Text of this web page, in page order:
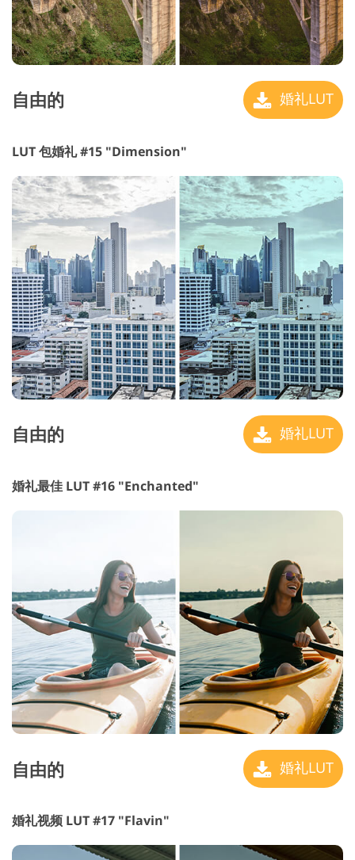
自由的 婚礼LUT
LUT 包婚礼 #15 "Dimension"
自由的 婚礼LUT
婚礼最佳 LUT #16 "Enchanted"
自由的 婚礼LUT
婚礼视频 LUT #17 "Flavin"